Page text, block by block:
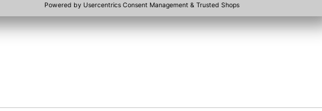
Sofort verfügbar